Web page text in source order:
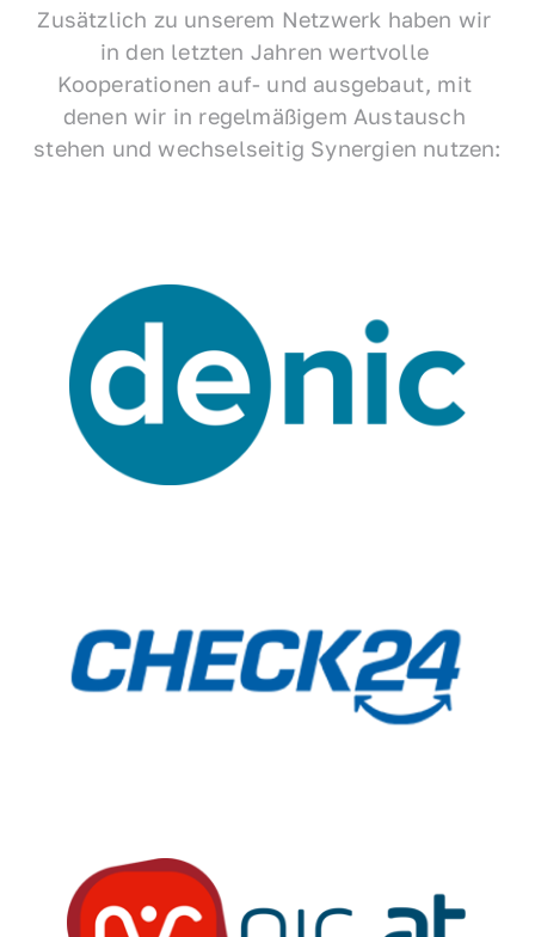
Zusätzlich zu unserem Netzwerk haben wir
in den letzten Jahren wertvolle
Kooperationen auf- und ausgebaut, mit
denen wir in regelmäßigem Austausch
stehen und wechselseitig Synergien nutzen: